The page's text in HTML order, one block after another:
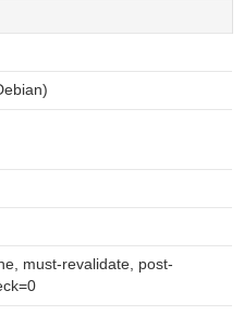
must-revalidate, post-